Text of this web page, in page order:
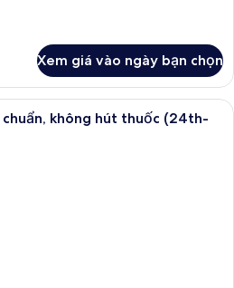
Xem giá vào ngày bạn chọn
1 phòng ngủ, két bảo mật tại phòng,
không hút thuốc (24th-